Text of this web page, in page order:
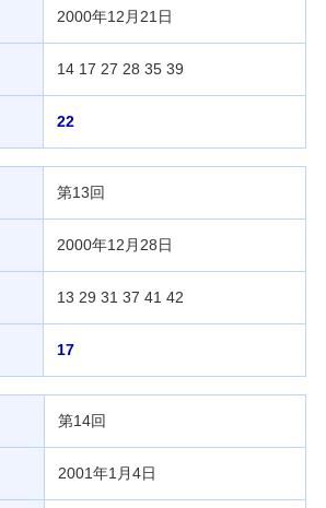
2000年12月21日
14 17 27 28 35 39
22
第13回
2000年12月28日
13 29 31 37 41 42
17
第14回
2001年1月4日